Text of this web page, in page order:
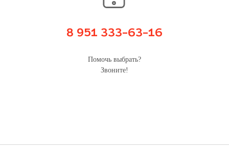
8 951 333-63-16
Помочь выбрать?
Звоните!